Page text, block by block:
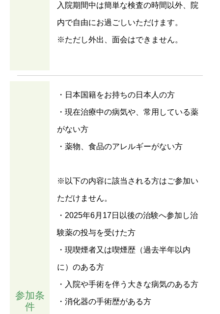
入院期間中は簡単な検査の時間以外、院
内で自由にお過ごしいただけます。
※ただし外出、面会はできません。
参加条
件
・日本国籍をお持ちの日本人の方
・現在治療中の病気や、常用している薬
がない方
・薬物、食品のアレルギーがない方
※以下の内容に該当される方はご参加い
ただけません。
・2025年6⽉17⽇以後の治験へ参加し治
験薬の投与を受けた⽅
・現喫煙者⼜は喫煙歴（過去半年以内
に）のある方
・入院や手術を伴う大きな病気のある方
・消化器の手術歴がある方